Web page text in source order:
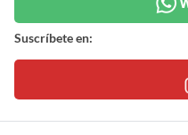
Suscríbete en: